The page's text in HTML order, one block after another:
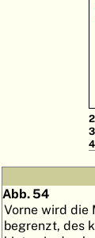
2
3
4
Abb. 54
Vorne wird die
begrenzt, des